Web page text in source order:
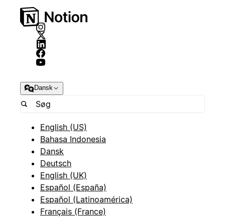
Dansk
English (US)
Bahasa Indonesia
Dansk
Deutsch
English (UK)
Español (España)
Español (Latinoamérica)
Français (France)